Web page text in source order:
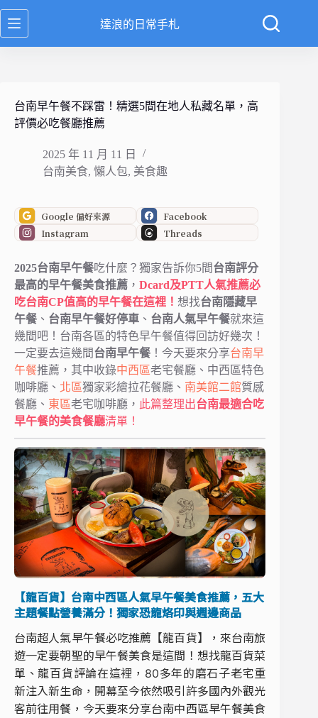
跳
至
達浪的日常手札
台南早午餐不踩雷！精選5間在地人私藏名單，高
評價必吃餐廳推薦
2025 年 11 月 11 日
台南美食, 懶人包, 美食趣
Google 偏好來源
Facebook
Instagram
Threads
2025台南早午餐吃什麼？獨家告訴你5間台南評分
最高的早午餐美食推薦 ， Dcard及PTT人氣推薦必
吃台南CP值高的早午餐在這裡！ 想找台南隱藏早
午餐 、 台南早午餐好停車 、 台南人氣早午餐就來這
幾間吧！台南各區的特色早午餐值得回訪好幾次！
一定要去這幾間台南早午餐 ！今天要來分享台南早
午餐推薦，其中收錄中西區老宅餐廳、中西區特色
咖啡廳、 北區獨家彩繪拉花餐廳、 南美館二館質感
餐廳、 東區老宅咖啡廳， 此篇整理出台南最適合吃
早午餐的美食餐廳清單！
【龍百貨】台南中西區人氣早午餐美食推薦，五大
主題餐點營養滿分！獨家恐龍烙印與週邊商品
台南超人氣早午餐必吃推薦【龍百貨】，來台南旅
遊一定要朝聖的早午餐美食是這間！想找龍百貨菜
單、龍百貨評論在這裡，80多年的磨石子老宅重
新注入新生命，開幕至今依然吸引許多國內外觀光
客前往用餐，今天要來分享台南中西區早午餐美食